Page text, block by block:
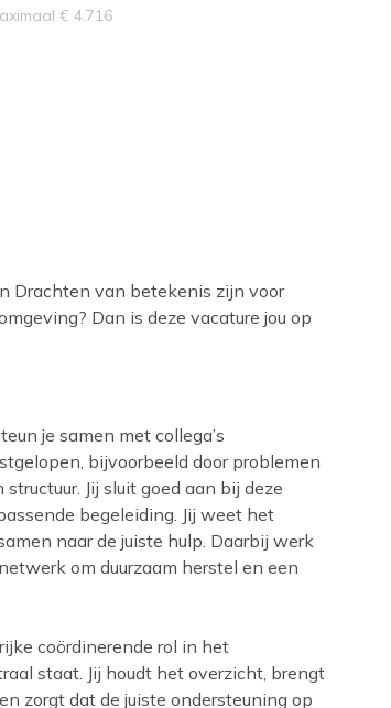
€ 4.716
Drachten van betekenis zijn voor
Dan is deze vacature jou op
je samen met collega’s
bijvoorbeeld door problemen
Jij sluit goed aan bij deze
begeleiding. Jij weet het
naar de juiste hulp. Daarbij werk
om duurzaam herstel en een
coördinerende rol in het
staat. Jij houdt het overzicht, brengt
zorgt dat de juiste ondersteuning op